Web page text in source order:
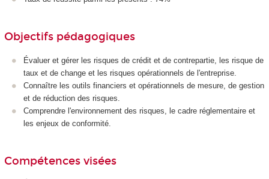
Objectifs pédagogiques
Évaluer et gérer les risques de crédit et de contrepartie, les risque de
taux et de change et les risques opérationnels de l'entreprise.
Connaître les outils financiers et opérationnels de mesure, de gestion
et de réduction des risques.
Comprendre l'environnement des risques, le cadre réglementaire et
les enjeux de conformité.
Compétences visées